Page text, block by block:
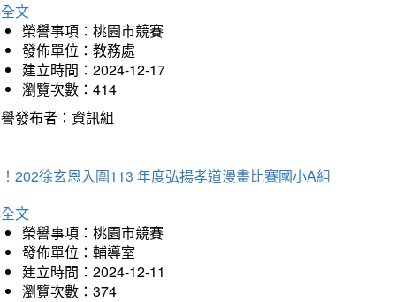
文
榮譽事項：桃園市競賽
發佈單位：教務處
建立時間：2024-12-17
瀏覽次數：414
發布者：資訊組
202徐玄恩入圍113 年度弘揚孝道漫畫比賽國小A組
文
榮譽事項：桃園市競賽
發佈單位：輔導室
建立時間：2024-12-11
瀏覽次數：374